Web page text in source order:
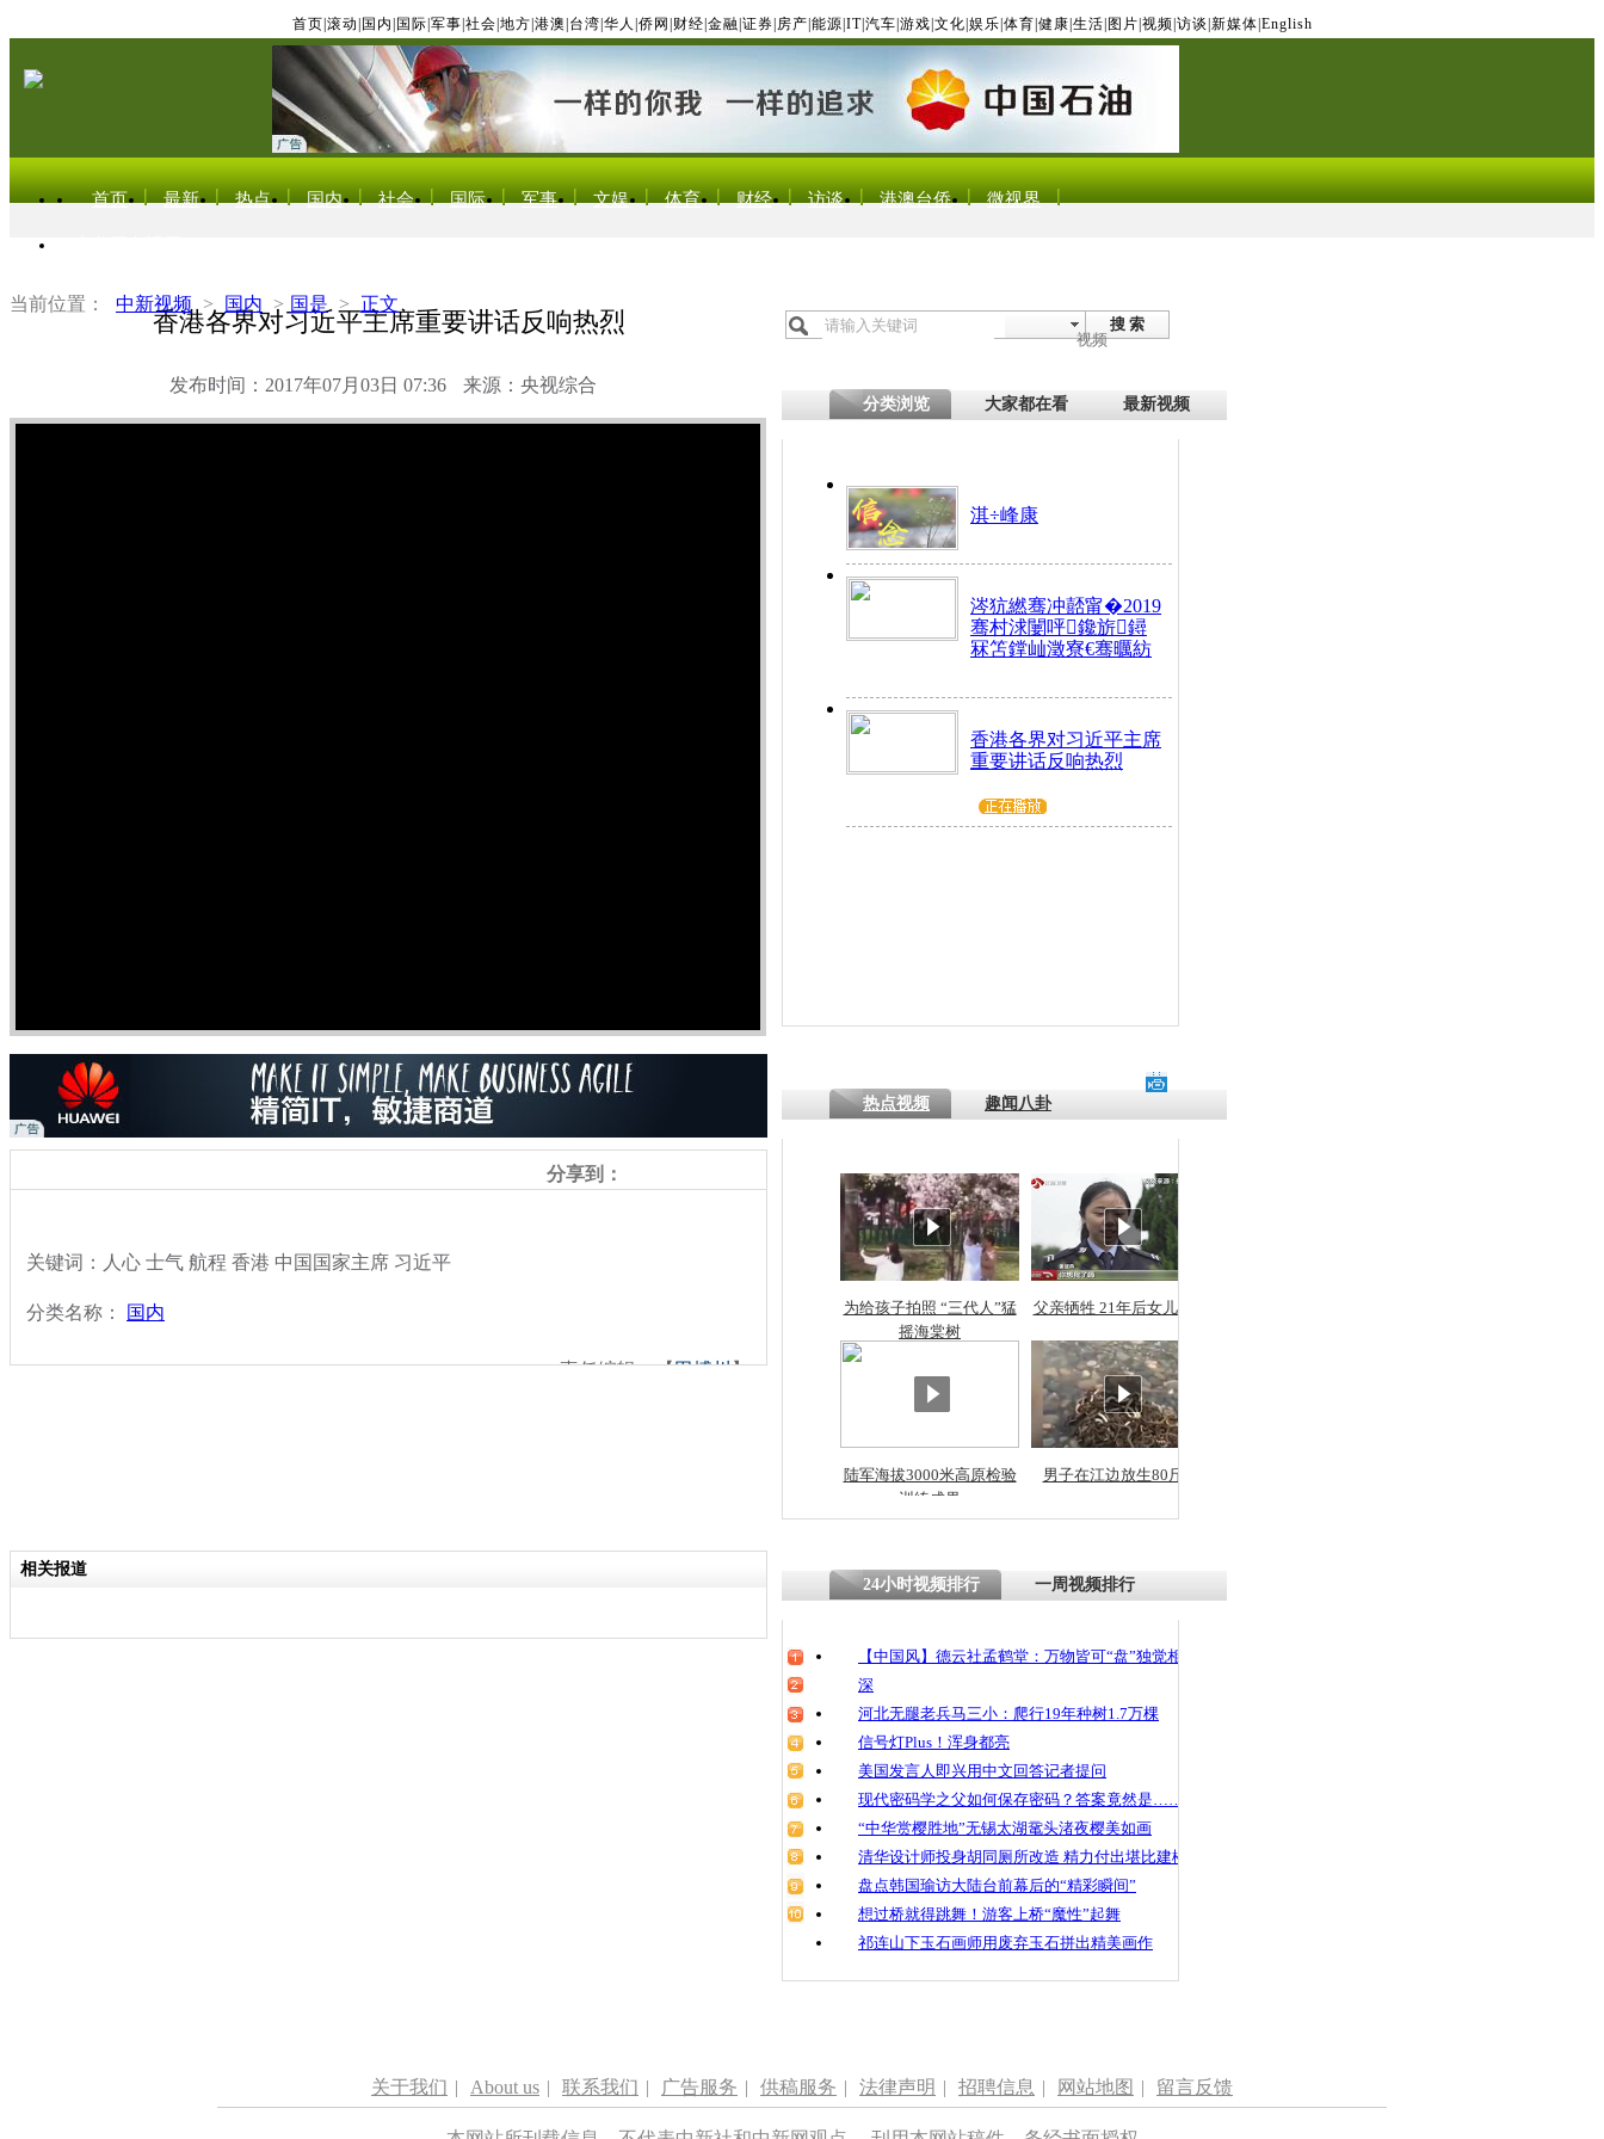
首页 滚动 国内 国际 军事 社会 地方 港澳 台湾 华人 侨网 财经 金融 证券 房产 能源 IT| 汽车 游戏 文化 娱乐 体育 健康 生活 图片 视频 访谈 新媒体 English
首页 最新 热点 国内 社会 国际 军事 文娱 体育 财经 访谈 港澳台侨 微视界
当前位置： 中新视频 > 国内 > 国是 > 正文
香港各界对习近平主席重要讲话反响热烈
发布时间：2017年07月03日 07:36 来源：央视综合
搜 索
视频
分类浏览 大家都在看 最新视频
淇÷峰康
涔犺繎骞冲嚭甯�2019
骞村浗闄呯鑱旂鐞
冧笘鐣屾澂寮€骞曞紡
香港各界对习近平主席
重要讲话反响热烈
分享到：
关键词：人心 士气 航程 香港 中国国家主席 习近平
分类名称： 国内
责任编辑：【田博川】
热点视频 趣闻八卦
为给孩子拍照 “三代人”猛
摇海棠树
父亲牺牲 21年后女儿从警
陆军海拔3000米高原检验
训练成果
男子在江边放生80斤蛇
相关报道
24小时视频排行
一周视频排行
【中国风】德云社孟鹤堂：万物皆可“盘”独觉相声
深
河北无腿老兵马三小：爬行19年种树1.7万棵
信号灯Plus！浑身都亮
美国发言人即兴用中文回答记者提问
现代密码学之父如何保存密码？答案竟然是……
“中华赏樱胜地”无锡太湖鼋头渚夜樱美如画
清华设计师投身胡同厕所改造 精力付出堪比建楼
盘点韩国瑜访大陆台前幕后的“精彩瞬间”
想过桥就得跳舞！游客上桥“魔性”起舞
祁连山下玉石画师用废弃玉石拼出精美画作
关于我们 | About us | 联系我们 | 广告服务 | 供稿服务 | 法律声明 | 招聘信息 | 网站地图 | 留言反馈